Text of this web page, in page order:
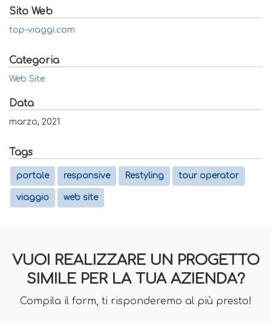
Sito Web
top-viaggi.com
Categoria
Web Site
Data
marzo, 2021
Tags
portale responsive Restyling tour operator
viaggio web site
VUOI REALIZZARE UN PROGETTO
SIMILE PER LA TUA AZIENDA?
Compila il form, ti risponderemo al più presto!